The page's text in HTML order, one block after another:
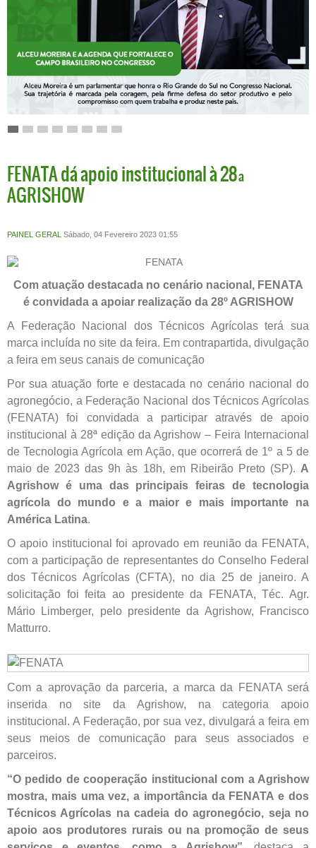
FENATA dá apoio institucional à 28ª
AGRISHOW
PAINEL GERAL Sábado, 04 Fevereiro 2023 01:55
Com atuação destacada no cenário nacional, FENATA
é convidada a apoiar realização da 28º AGRISHOW
A Federação Nacional dos Técnicos Agrícolas terá sua
marca incluída no site da feira. Em contrapartida, divulgação
a feira em seus canais de comunicação
Por sua atuação forte e destacada no cenário nacional do
agronegócio, a Federação Nacional dos Técnicos Agrícolas
(FENATA) foi convidada a participar através de apoio
institucional à 28ª edição da Agrishow – Feira Internacional
de Tecnologia Agrícola em Ação, que ocorrerá de 1º a 5 de
maio de 2023 das 9h às 18h, em Ribeirão Preto (SP). A
Agrishow é uma das principais feiras de tecnologia
agrícola do mundo e a maior e mais importante na
América Latina.
O apoio institucional foi aprovado em reunião da FENATA,
com a participação de representantes do Conselho Federal
dos Técnicos Agrícolas (CFTA), no dia 25 de janeiro. A
solicitação foi feita ao presidente da FENATA, Téc. Agr.
Mário Limberger, pelo presidente da Agrishow, Francisco
Matturro.
Com a aprovação da parceria, a marca da FENATA será
inserida no site da Agrishow, na categoria apoio
institucional. A Federação, por sua vez, divulgará a feira em
seus meios de comunicação para seus associados e
parceiros.
“O pedido de cooperação institucional com a Agrishow
mostra, mais uma vez, a importância da FENATA e dos
Técnicos Agrícolas na cadeia do agronegócio, seja no
apoio aos produtores rurais ou na promoção de seus